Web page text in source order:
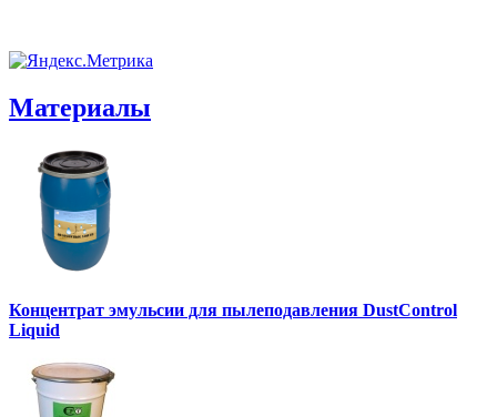
Материалы
Концентрат эмульсии для пылеподавления DustControl
Liquid